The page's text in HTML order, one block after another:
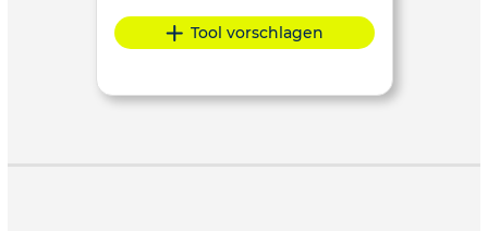
Tool vorschlagen